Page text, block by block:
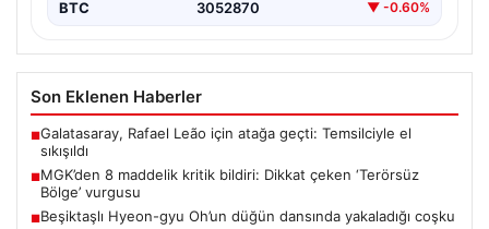
BTC 3052870 ▼ -0.60%
Son Eklenen Haberler
■Galatasaray, Rafael Leão için atağa geçti: Temsilciyle el
sıkışıldı
■MGK’den 8 maddelik kritik bildiri: Dikkat çeken ‘Terörsüz
Bölge’ vurgusu
■Beşiktaşlı Hyeon-gyu Oh’un düğün dansında yakaladığı coşku